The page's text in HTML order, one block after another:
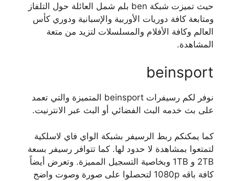
حيث تميزت شبكة ben بلم شمل العائلة حول التلفاز
ومتابعة كافة دوريات الأوربية والإسبانية ودوري كأس
العالم وكافة الأفلام والمسلسلات لتزيد من متعة
المشاهدة.
beinsport
نوفر لكم رسيفرات beinsport المتميزة والتي تعمد
على بث خدمه البث الفضائي أو البث عبر الانترنيت.
كما يمكنكم ربط الرسيفر بشبكة الواي فاي لاسلكية
لتمتعوا بمشاهدة لا حدود لها. كما تتوافر رسيفر بسعة
2TB و 1TB وبخاصية التسجيل المميزة. وتعرض أيضاً
كافة باقه 1080p لتحصلوا على صورة وصوت واضح